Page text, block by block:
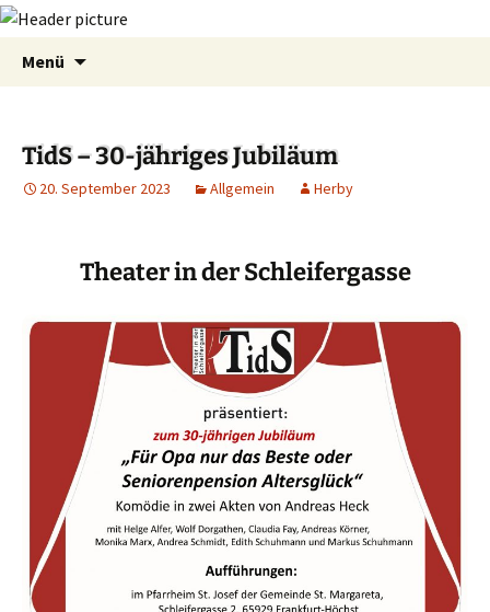
Menü
TidS – 30-jähriges Jubiläum
20. September 2023 Allgemein Herby
Theater in der Schleifergasse